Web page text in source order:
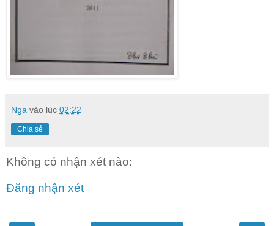
Nga vào lúc 02:22
Chia sẻ
Không có nhận xét nào:
Đăng nhận xét